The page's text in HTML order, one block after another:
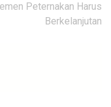
Peternakan Harus
Berkelanjutan